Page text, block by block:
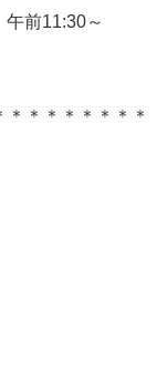
前11:30～
＊＊＊＊＊＊＊